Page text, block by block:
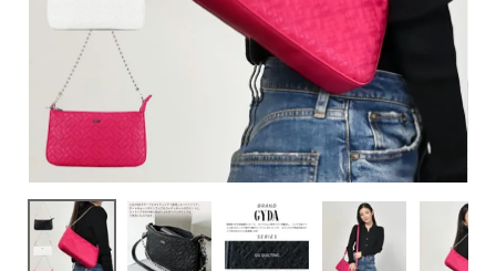
検索
バッグ
ショルダーバッグ